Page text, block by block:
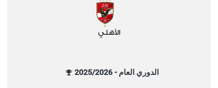
الأهلي
الدوري العام - 2025/2026